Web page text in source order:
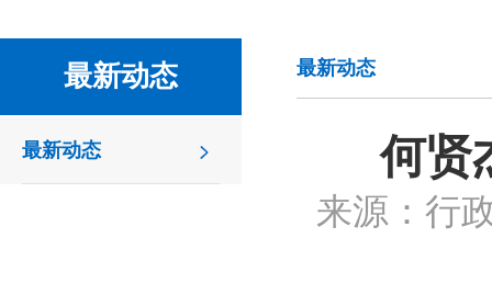
最新动态
最新动态
最新动态
何贤
来源：行